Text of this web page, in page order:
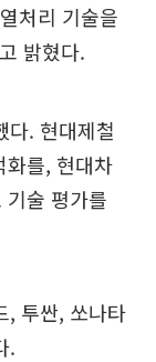
처리 기술을
밝혔다.
다. 현대제철
화를, 현대차
술 평가를
, 투싼, 쏘나타
.